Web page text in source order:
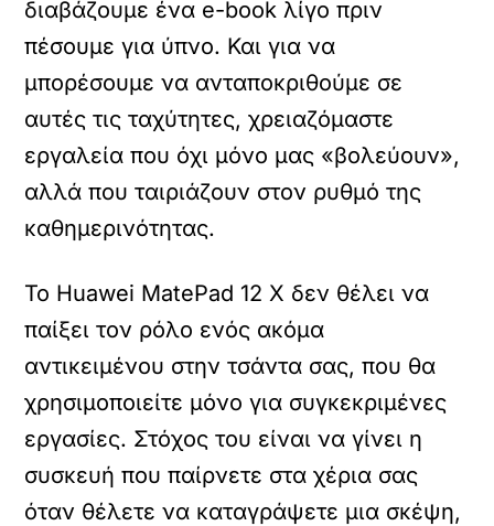
διαβάζουμε ένα e-book λίγο πριν
πέσουμε για ύπνο. Και για να
μπορέσουμε να ανταποκριθούμε σε
αυτές τις ταχύτητες, χρειαζόμαστε
εργαλεία που όχι μόνο μας «βολεύουν»,
αλλά που ταιριάζουν στον ρυθμό της
καθημερινότητας.
Το Huawei MatePad 12 X δεν θέλει να
παίξει τον ρόλο ενός ακόμα
αντικειμένου στην τσάντα σας, που θα
χρησιμοποιείτε μόνο για συγκεκριμένες
εργασίες. Στόχος του είναι να γίνει η
συσκευή που παίρνετε στα χέρια σας
όταν θέλετε να καταγράψετε μια σκέψη,